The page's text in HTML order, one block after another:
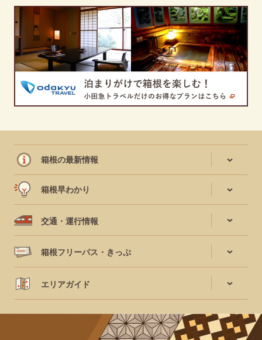
箱根の最新情報
箱根早わかり
交通・運行情報
箱根フリーパス・きっぷ
エリアガイド